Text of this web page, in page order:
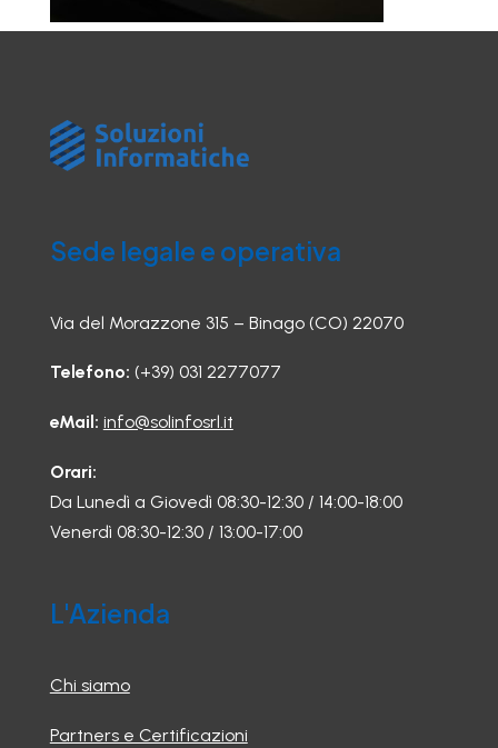
Sede legale e operativa
Via del Morazzone 315 – Binago (CO) 22070
Telefono: (+39) 031 2277077
eMail: info@solinfosrl.it
Orari:
Da Lunedì a Giovedì 08:30-12:30 / 14:00-18:00
Venerdì 08:30-12:30 / 13:00-17:00
L'Azienda
Chi siamo
Partners e Certificazioni